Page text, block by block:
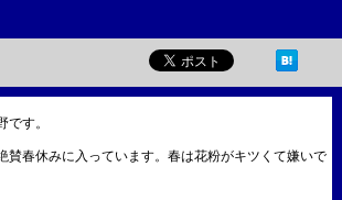
です。
賛春休みに入っています。春は花粉がキツくて嫌いで